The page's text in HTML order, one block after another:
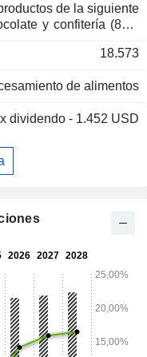
de la siguiente
& Plenty, Heath, Kit
de actividades
(10), México (2) y
18.573
de alimentos
dividendo - 1.452 USD